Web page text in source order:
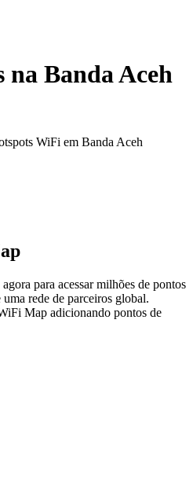
na Banda Aceh
WiFi em Banda Aceh
para acessar milhões de pontos
rede de parceiros global.
Map adicionando pontos de